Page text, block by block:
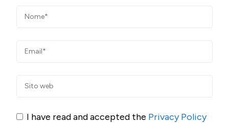
I have read and accepted the Privacy Policy